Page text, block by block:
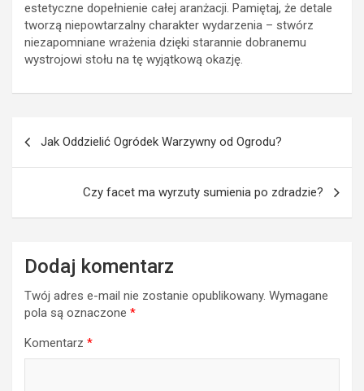
estetyczne dopełnienie całej aranżacji. Pamiętaj, że detale
tworzą niepowtarzalny charakter wydarzenia – stwórz
niezapomniane wrażenia dzięki starannie dobranemu
wystrojowi stołu na tę wyjątkową okazję.
Jak Oddzielić Ogródek Warzywny od Ogrodu?
Czy facet ma wyrzuty sumienia po zdradzie?
Dodaj komentarz
Twój adres e-mail nie zostanie opublikowany. Wymagane
pola są oznaczone *
Komentarz *